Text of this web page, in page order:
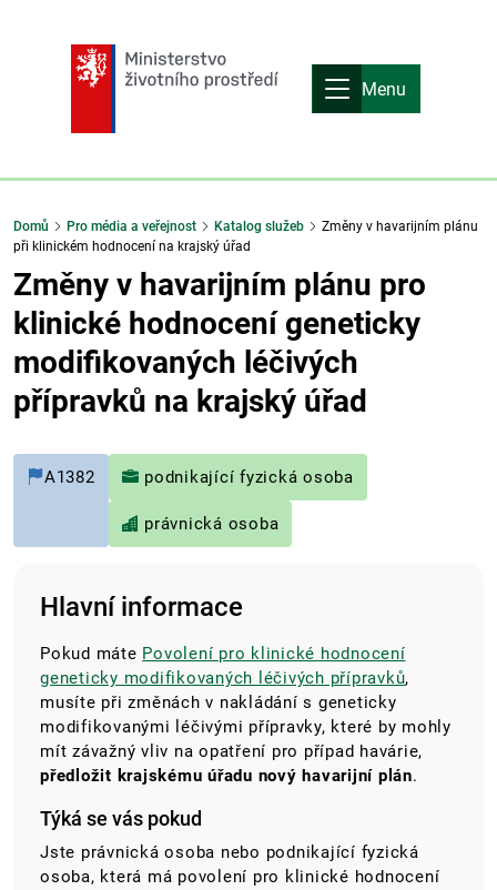
Menu
Domů Pro média a veřejnost Katalog služeb
Změny v havarijním plánu
při klinickém hodnocení na krajský úřad
Změny v havarijním plánu pro
klinické hodnocení geneticky
modifikovaných léčivých
přípravků na krajský úřad
A1382 podnikající fyzická osoba
právnická osoba
Hlavní informace
Pokud máte Povolení pro klinické hodnocení
geneticky modifikovaných léčivých přípravků,
musíte při změnách v nakládání s geneticky
modifikovanými léčivými přípravky, které by mohly
mít závažný vliv na opatření pro případ havárie,
předložit krajskému úřadu nový havarijní plán.
Týká se vás pokud
Jste právnická osoba nebo podnikající fyzická
osoba, která má povolení pro klinické hodnocení